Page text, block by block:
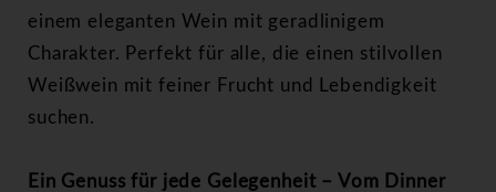
einem eleganten Wein mit geradlinigem
Charakter. Perfekt für alle, die einen stilvollen
Weißwein mit feiner Frucht und Lebendigkeit
suchen.
Ein Genuss für jede Gelegenheit – Vom Dinner